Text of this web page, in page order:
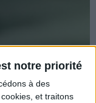
notre priorité
à des
et traitons